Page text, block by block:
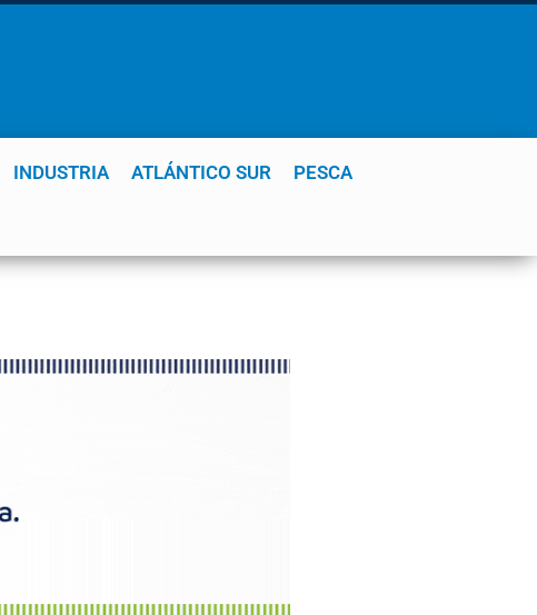
INDUSTRIA ATLÁNTICO SUR PESCA